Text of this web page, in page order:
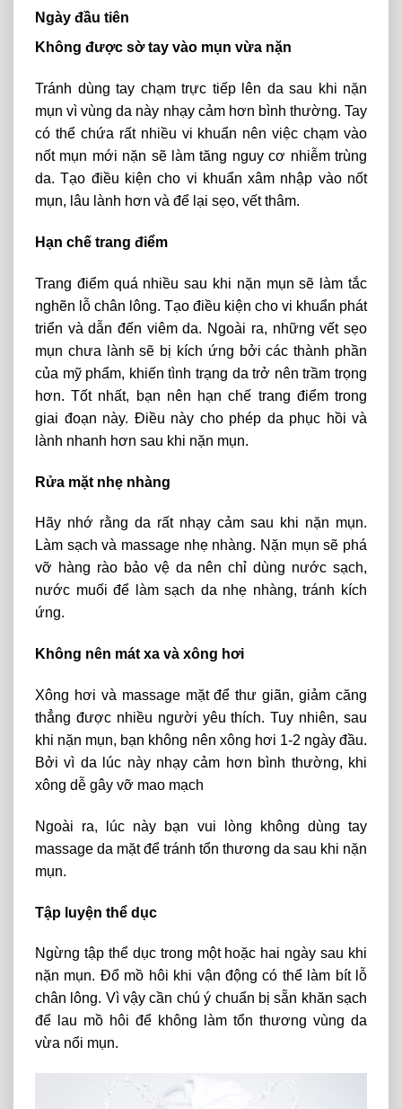
Ngày đầu tiên
Không được sờ tay vào mụn vừa nặn
Tránh dùng tay chạm trực tiếp lên da sau khi nặn
mụn vì vùng da này nhạy cảm hơn bình thường. Tay
có thể chứa rất nhiều vi khuẩn nên việc chạm vào
nốt mụn mới nặn sẽ làm tăng nguy cơ nhiễm trùng
da. Tạo điều kiện cho vi khuẩn xâm nhập vào nốt
mụn, lâu lành hơn và để lại sẹo, vết thâm.
Hạn chế trang điểm
Trang điểm quá nhiều sau khi nặn mụn sẽ làm tắc
nghẽn lỗ chân lông. Tạo điều kiện cho vi khuẩn phát
triển và dẫn đến viêm da. Ngoài ra, những vết sẹo
mụn chưa lành sẽ bị kích ứng bởi các thành phần
của mỹ phẩm, khiến tình trạng da trở nên trầm trọng
hơn. Tốt nhất, bạn nên hạn chế trang điểm trong
giai đoạn này. Điều này cho phép da phục hồi và
lành nhanh hơn sau khi nặn mụn.
Rửa mặt nhẹ nhàng
Hãy nhớ rằng da rất nhạy cảm sau khi nặn mụn.
Làm sạch và massage nhẹ nhàng. Nặn mụn sẽ phá
vỡ hàng rào bảo vệ da nên chỉ dùng nước sạch,
nước muối để làm sạch da nhẹ nhàng, tránh kích
ứng.
Không nên mát xa và xông hơi
Xông hơi và massage mặt để thư giãn, giảm căng
thẳng được nhiều người yêu thích. Tuy nhiên, sau
khi nặn mụn, bạn không nên xông hơi 1-2 ngày đầu.
Bởi vì da lúc này nhạy cảm hơn bình thường, khi
xông dễ gây vỡ mao mạch
Ngoài ra, lúc này bạn vui lòng không dùng tay
massage da mặt để tránh tổn thương da sau khi nặn
mụn.
Tập luyện thể dục
Ngừng tập thể dục trong một hoặc hai ngày sau khi
nặn mụn. Đổ mồ hôi khi vận động có thể làm bít lỗ
chân lông. Vì vậy cần chú ý chuẩn bị sẵn khăn sạch
để lau mồ hôi để không làm tổn thương vùng da
vừa nổi mụn.